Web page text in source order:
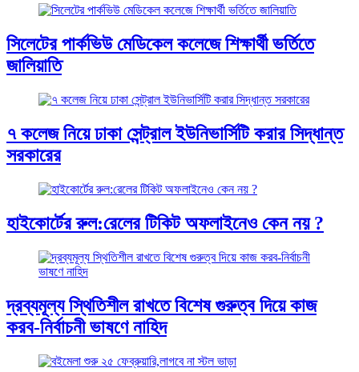
সিলেটের পার্কভিউ মেডিকেল কলেজে শিক্ষার্থী ভর্তিতে
জালিয়াতি
৭ কলেজ নিয়ে ঢাকা সেন্ট্রাল ইউনিভার্সিটি করার সিদ্ধান্ত
সরকারের
হাইকোর্টের রুল:রেলের টিকিট অফলাইনেও কেন নয় ?
দ্রব্যমূল্য স্থিতিশীল রাখতে বিশেষ গুরুত্ব দিয়ে কাজ
করব-নির্বাচনী ভাষণে নাহিদ